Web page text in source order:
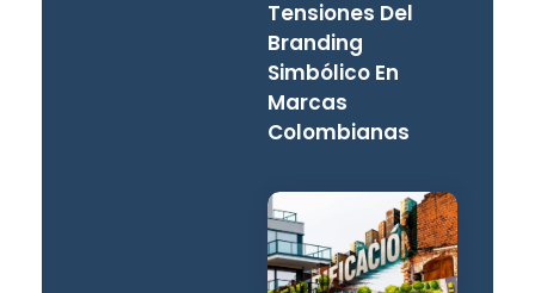
Tensiones Del
Branding
Simbólico En
Marcas
Colombianas